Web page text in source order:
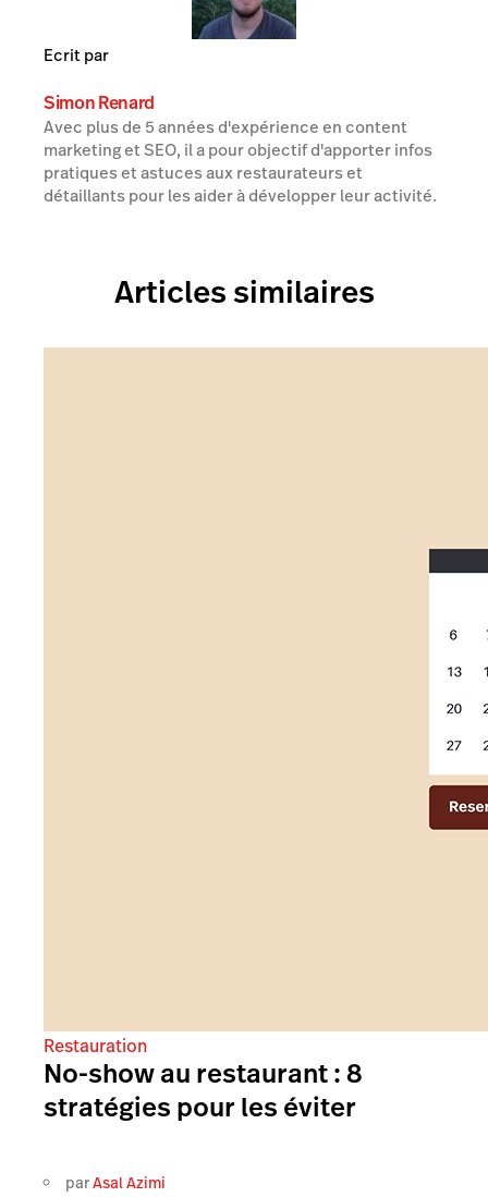
Ecrit par
Simon Renard
Avec plus de 5 années d'expérience en content
marketing et SEO, il a pour objectif d'apporter infos
pratiques et astuces aux restaurateurs et
détaillants pour les aider à développer leur activité.
Articles similaires
Restauration
No-show au restaurant : 8
stratégies pour les éviter
parAsal Azimi